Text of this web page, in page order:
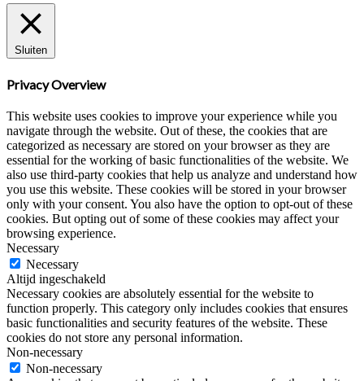
Sluiten
Privacy Overview
This website uses cookies to improve your experience while you
navigate through the website. Out of these, the cookies that are
categorized as necessary are stored on your browser as they are
essential for the working of basic functionalities of the website. We
also use third-party cookies that help us analyze and understand how
you use this website. These cookies will be stored in your browser
only with your consent. You also have the option to opt-out of these
cookies. But opting out of some of these cookies may affect your
browsing experience.
Necessary
Necessary
Altijd ingeschakeld
Necessary cookies are absolutely essential for the website to
function properly. This category only includes cookies that ensures
basic functionalities and security features of the website. These
cookies do not store any personal information.
Non-necessary
Non-necessary